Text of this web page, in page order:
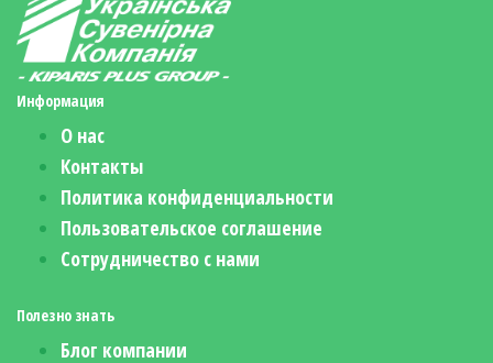
Информация
О нас
Контакты
Политика конфиденциальности
Пользовательское соглашение
Сотрудничество с нами
Полезно знать
Блог компании